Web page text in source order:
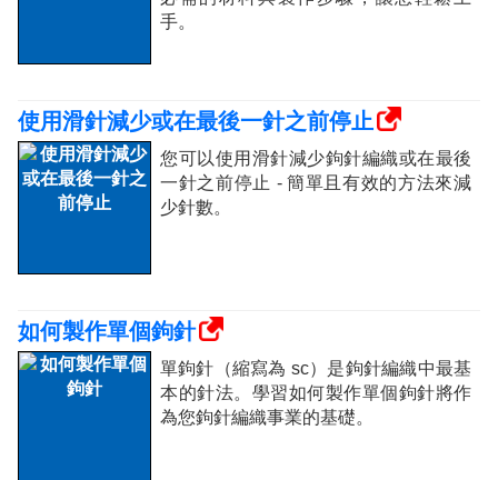
手。
使用滑針減少或在最後一針之前停止
您可以使用滑針減少鉤針編織或在最後
一針之前停止 - 簡單且有效的方法來減
少針數。
如何製作單個鉤針
單鉤針（縮寫為 sc）是鉤針編織中最基
本的針法。學習如何製作單個鉤針將作
為您鉤針編織事業的基礎。